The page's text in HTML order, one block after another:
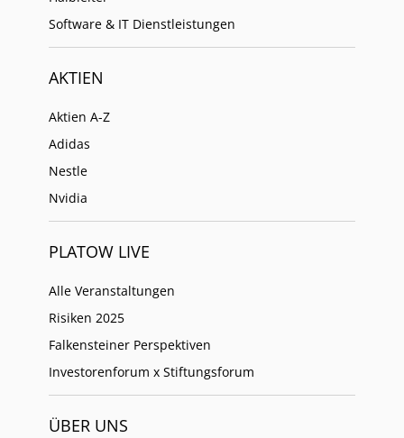
Software & IT Dienstleistungen
AKTIEN
Aktien A-Z
Adidas
Nestle
Nvidia
PLATOW LIVE
Alle Veranstaltungen
Risiken 2025
Falkensteiner Perspektiven
Investorenforum x Stiftungsforum
ÜBER UNS